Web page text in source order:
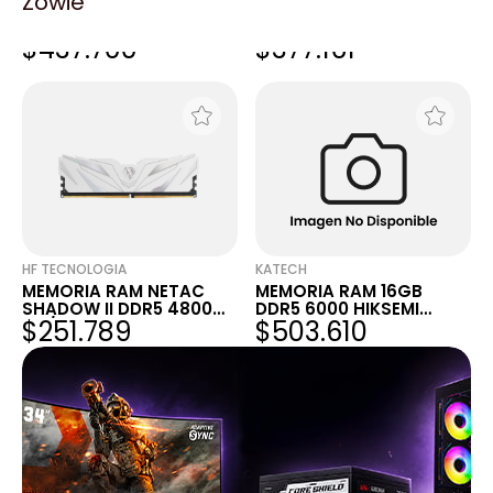
MEMORIA RAM NETAC
$437.700 $377.161
HF TECNOLOGIA
MEMORIA RAM NETAC
SHADOW II DDR5 4800
MT/S 8GB C40 WHITE
$251.789
KATECH
MEMORIA RAM 16GB
DDR5 6000 HIKSEMI
ARMOR BLACK
$503.610